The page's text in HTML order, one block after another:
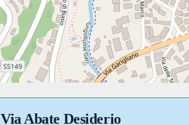
Via Abate Desiderio